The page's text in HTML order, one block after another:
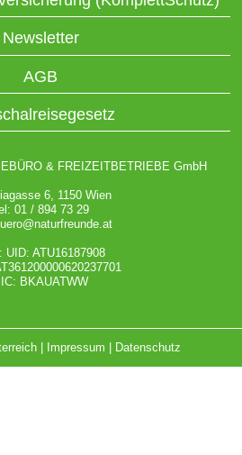
Newsletter
AGB
& FREIZEITBETRIEBE GmbH
6, 1150 Wien
01 / 894 73 29
UID: ATU16187908
BKAUATWW
| Impressum Datenschutz